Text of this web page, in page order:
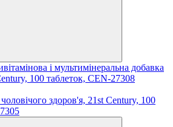
і мультимінеральна добавка
100 таблеток, CEN-27308